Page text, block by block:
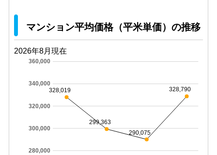
マンション平均価格（平米単価）の推移
2026年8月現在
280,000
300,000
320,000
340,000
360,000
328,019
299,363
290,075
328,790